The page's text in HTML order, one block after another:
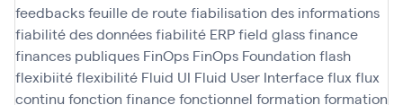
feedbacksfeuille de routefiabilisation des informations
fiabilité des donnéesfiabilité ERPfield glassfinance
finances publiques FinOps FinOps Foundation flash
flexibiitéflexibilité Fluid UI Fluid User Interfaceflux flux
continu fonction financefonctionnel formation formation